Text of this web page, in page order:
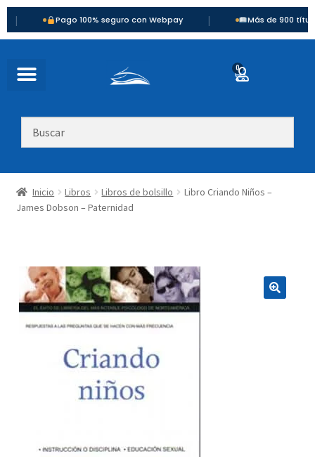
Pago 100% seguro con Webpay | Más de 900 títulos
0
Inicio Libros Libros de bolsillo
Libro Criando Niños –
James Dobson – Paternidad